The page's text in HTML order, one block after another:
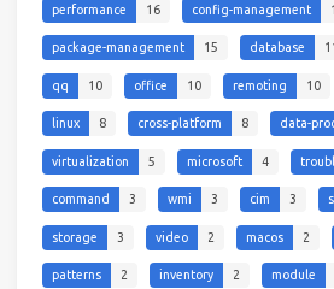
performance 16 config-management
package-management 15 database
qq 10 office 10 remoting 10
linux 8 cross-platform 8 data-
virtualization 5 microsoft 4
command 3 wmi 3 cim 3
storage 3 video 2 macos 2
patterns 2 inventory 2 module